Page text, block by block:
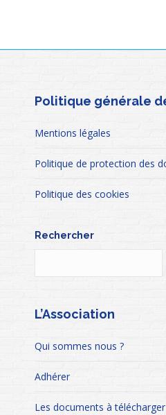
Politique générale
Mentions légales
Politique de protection des
Politique des cookies
Rechercher
L’Association
Qui sommes nous ?
Adhérer
Les documents à télécharger